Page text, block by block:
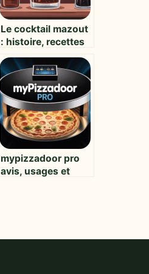
Le cocktail mazout
: histoire, recettes
et saveurs
atypiques
mypizzadoor pro
avis, usages et